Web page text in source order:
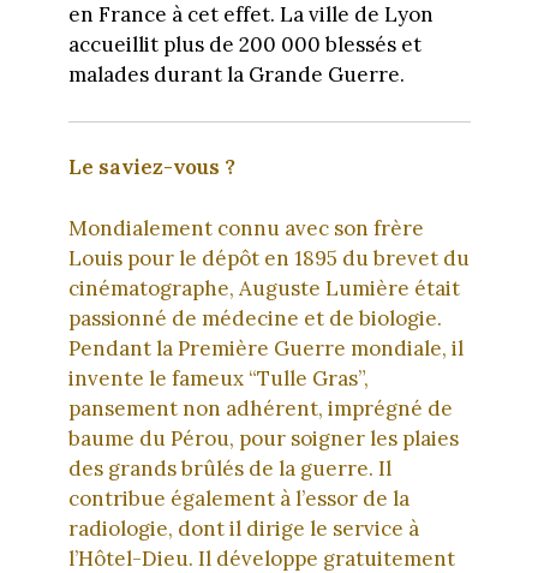
en France à cet effet. La ville de Lyon
accueillit plus de 200 000 blessés et
malades durant la Grande Guerre.
Le saviez-vous ?
Mondialement connu avec son frère
Louis pour le dépôt en 1895 du brevet du
cinématographe, Auguste Lumière était
passionné de médecine et de biologie.
Pendant la Première Guerre mondiale, il
invente le fameux “Tulle Gras”,
pansement non adhérent, imprégné de
baume du Pérou, pour soigner les plaies
des grands brûlés de la guerre. Il
contribue également à l’essor de la
radiologie, dont il dirige le service à
l’Hôtel-Dieu. Il développe gratuitement